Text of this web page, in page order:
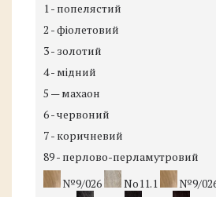
1 - попелястий
2 - фіолетовий
3 - золотий
4 - мідний
5 — махаон
6 - червоний
7 - коричневий
89 - перлово-перламутровий
№9/026
No11.1 №9/